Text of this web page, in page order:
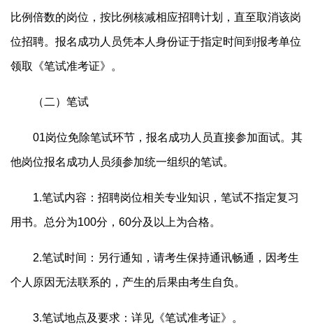
比例倍数的岗位，按比例核减相应招聘计划，直至取消该岗
位招聘。报名成功人员凭本人身份证于指定时间到报考单位
领取《笔试准考证》。
（二）笔试
01岗位免除笔试环节，报名成功人员直接参加面试。其
他岗位报名成功人员须参加统一组织的笔试。
1.笔试内容：招聘岗位相关专业知识，笔试不指定复习
用书。总分为100分，60分及以上为合格。
2.笔试时间：另行通知，请考生保持通讯畅通，因考生
个人原因无法联系的，产生的后果由考生自负。
3.笔试地点及要求：详见《笔试准考证》。